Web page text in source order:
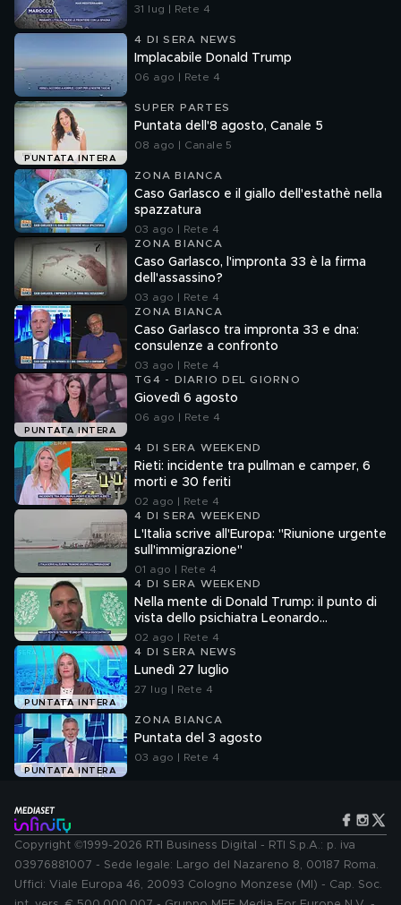
31 lug | Rete 4
4 DI SERA NEWS
Implacabile Donald Trump
06 ago | Rete 4
PUNTATA INTERA
SUPER PARTES
Puntata dell'8 agosto, Canale 5
08 ago | Canale 5
ZONA BIANCA
Caso Garlasco e il giallo dell'estathè nella
spazzatura
03 ago | Rete 4
ZONA BIANCA
Caso Garlasco, l'impronta 33 è la firma
dell'assassino?
03 ago | Rete 4
ZONA BIANCA
Caso Garlasco tra impronta 33 e dna:
consulenze a confronto
03 ago | Rete 4
PUNTATA INTERA
TG4 - DIARIO DEL GIORNO
Giovedì 6 agosto
06 ago | Rete 4
4 DI SERA WEEKEND
Rieti: incidente tra pullman e camper, 6
morti e 30 feriti
02 ago | Rete 4
4 DI SERA WEEKEND
L'Italia scrive all'Europa: "Riunione urgente
sull'immigrazione"
01 ago | Rete 4
4 DI SERA WEEKEND
Nella mente di Donald Trump: il punto di
vista dello psichiatra Leonardo
Mendolicchio
02 ago | Rete 4
PUNTATA INTERA
4 DI SERA NEWS
Lunedì 27 luglio
27 lug | Rete 4
PUNTATA INTERA
ZONA BIANCA
Puntata del 3 agosto
03 ago | Rete 4
Copyright ©1999-2026 RTI Business Digital - RTI S.p.A.: p. iva
03976881007 - Sede legale: Largo del Nazareno 8, 00187 Roma.
Uffici: Viale Europa 46, 20093 Cologno Monzese (MI) - Cap. Soc.